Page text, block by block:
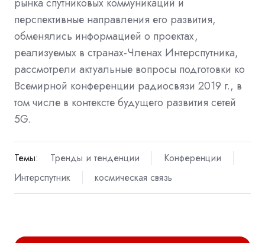
перспективные направления его развития,
обменялись информацией о проектах,
реализуемых в странах-Членах Интерспутника,
рассмотрели актуальные вопросы подготовки ко
Всемирной конференции радиосвязи 2019 г., в
том числе в контексте будущего развития сетей
5G.
Темы: Тренды и тенденции
Конференции
Интерспутник
космическая связь